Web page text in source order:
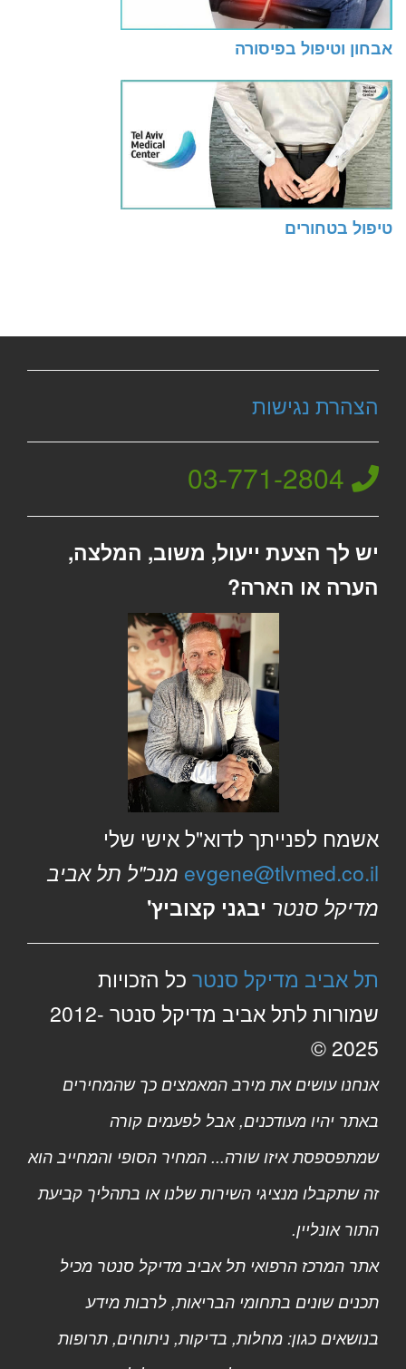
אבחון וטיפול בפיסורה
טיפול בטחורים
הצהרת נגישות
03-771-2804
יש לך הצעת ייעול, משוב, המלצה,
הערה או הארה?
אשמח לפנייתך לדוא"ל אישי שלי
evgene@tlvmed.co.il מנכ"ל תל אביב
מדיקל סנטר יבגני קצוביץ'
תל אביב מדיקל סנטר כל הזכויות
שמורות לתל אביב מדיקל סנטר 2012-
2025 ©
אנחנו עושים את מירב המאמצים כך שהמחירים
באתר יהיו מעודכנים, אבל לפעמים קורה
שמתפספסת איזו שורה... המחיר הסופי והמחייב הוא
זה שתקבלו מנציגי השירות שלנו או בתהליך קביעת
התור אונליין.
אתר המרכז הרפואי תל אביב מדיקל סנטר מכיל
תכנים שונים בתחומי הבריאות, לרבות מידע
בנושאים כגון: מחלות, בדיקות, ניתוחים, תרופות